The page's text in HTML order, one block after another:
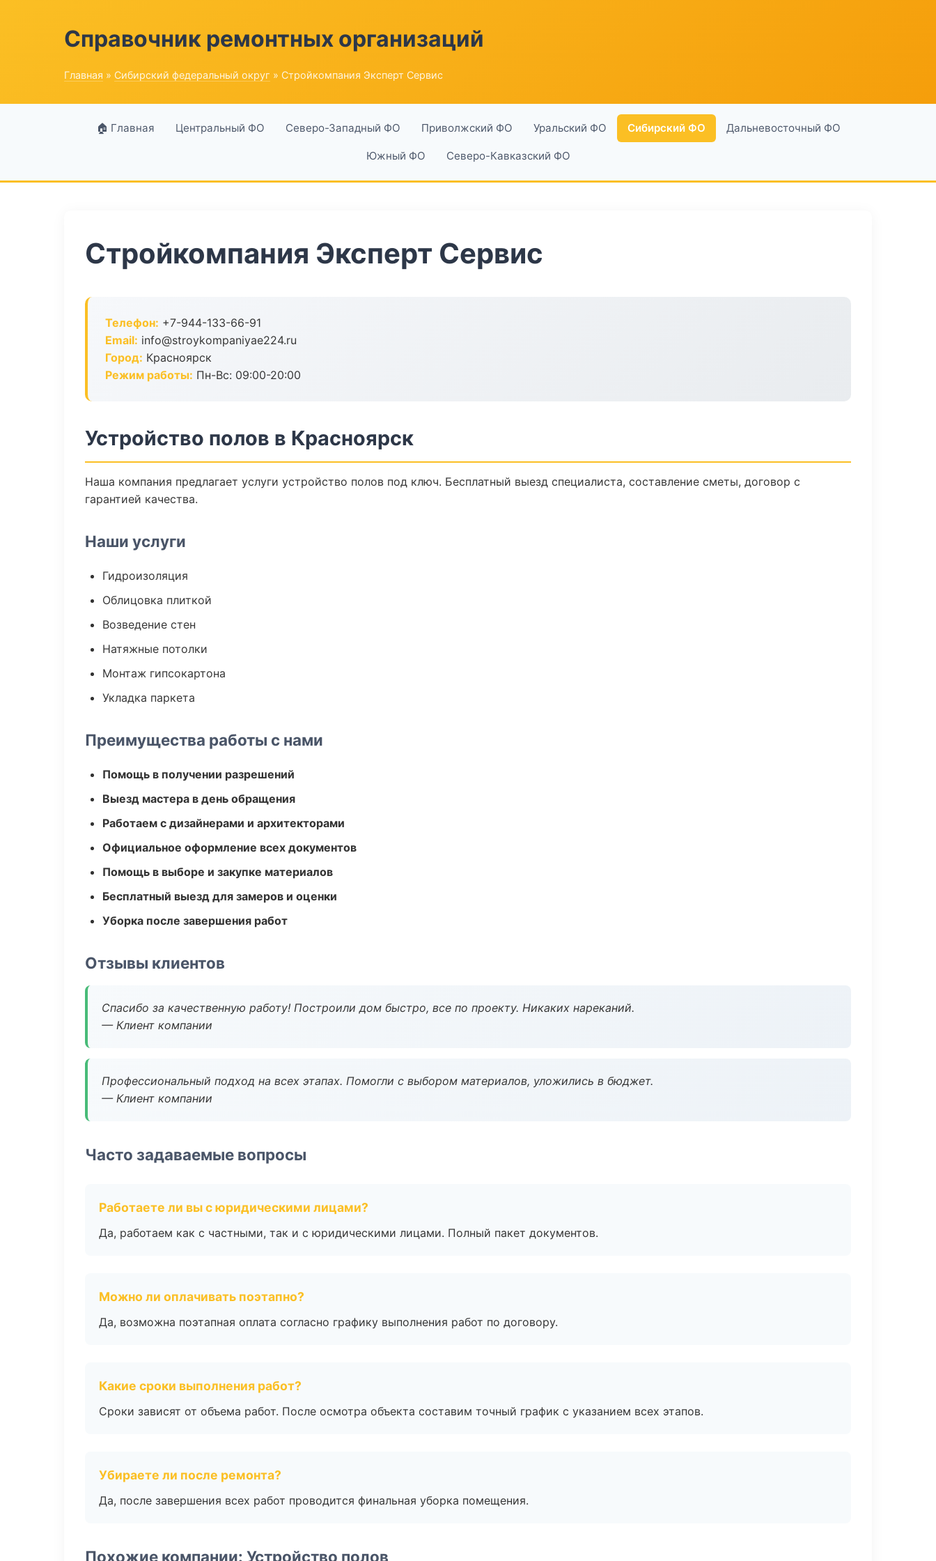
Справочник ремонтных организаций
Главная » Сибирский федеральный округ » Стройкомпания Эксперт Сервис
🏠 Главная Центральный ФО Северо-Западный ФО Приволжский ФО Уральский ФО Сибирский ФО Дальневосточный ФО
Южный ФО Северо-Кавказский ФО
Стройкомпания Эксперт Сервис
Телефон: +7-944-133-66-91
Email: info@stroykompaniyae224.ru
Город: Красноярск
Режим работы: Пн-Вс: 09:00-20:00
Устройство полов в Красноярск
Наша компания предлагает услуги устройство полов под ключ. Бесплатный выезд специалиста, составление сметы, договор с
гарантией качества.
Наши услуги
Гидроизоляция
Облицовка плиткой
Возведение стен
Натяжные потолки
Монтаж гипсокартона
Укладка паркета
Преимущества работы с нами
Помощь в получении разрешений
Выезд мастера в день обращения
Работаем с дизайнерами и архитекторами
Официальное оформление всех документов
Помощь в выборе и закупке материалов
Бесплатный выезд для замеров и оценки
Уборка после завершения работ
Отзывы клиентов
Спасибо за качественную работу! Построили дом быстро, все по проекту. Никаких нареканий.
— Клиент компании
Профессиональный подход на всех этапах. Помогли с выбором материалов, уложились в бюджет.
— Клиент компании
Часто задаваемые вопросы
Работаете ли вы с юридическими лицами?
Да, работаем как с частными, так и с юридическими лицами. Полный пакет документов.
Можно ли оплачивать поэтапно?
Да, возможна поэтапная оплата согласно графику выполнения работ по договору.
Какие сроки выполнения работ?
Сроки зависят от объема работ. После осмотра объекта составим точный график с указанием всех этапов.
Убираете ли после ремонта?
Да, после завершения всех работ проводится финальная уборка помещения.
Похожие компании: Устройство полов